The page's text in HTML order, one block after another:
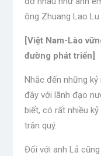
ông Zhuang Lao
[Việt Nam-Lào
đường phát triển]
Nhắc đến những
đây với lãnh đạo
biết, có rất nhiều
trân quý.
Đối với anh Lả